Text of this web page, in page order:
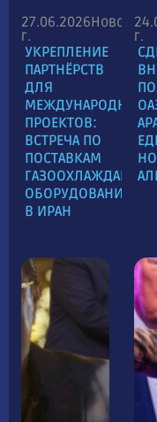
27.06.2026
г.
Новость
УКРЕПЛЕНИЕ
ПАРТНЁРСТВ
ДЛЯ
МЕЖДУНАРОДНЫХ
ПРОЕКТОВ:
ВСТРЕЧА ПО
ПОСТАВКАМ
ОБОРУДОВАНИЯ
В ИРАН
г.